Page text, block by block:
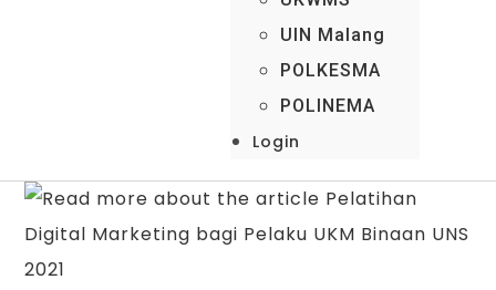
UIN Malang
POLKESMA
POLINEMA
Login